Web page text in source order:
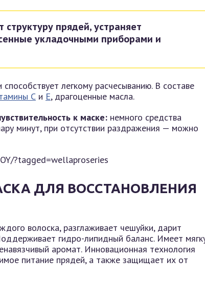
прядей, устраняет
укладочными приборами и
легкому расчесыванию. В составе
С и Е, драгоценные масла.
к маске: немного средства
минут, при отсутствии раздражения — можно
?tagged=wellaproseries
ДЛЯ ВОССТАНОВЛЕНИЯ
волоска, разглаживает чешуйки, дарит
гидро-липидный баланс. Имеет
аромат. Инновационная технология
питание прядей, а также защищает их от